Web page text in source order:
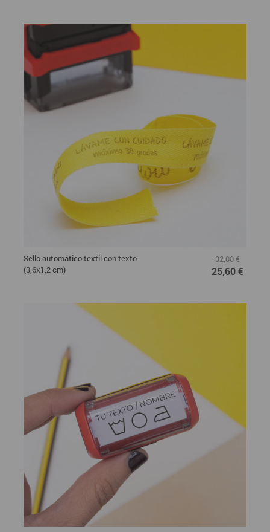
Sello automático textil con texto
(3,6x1,2 cm)
32,00 €
25,60 €